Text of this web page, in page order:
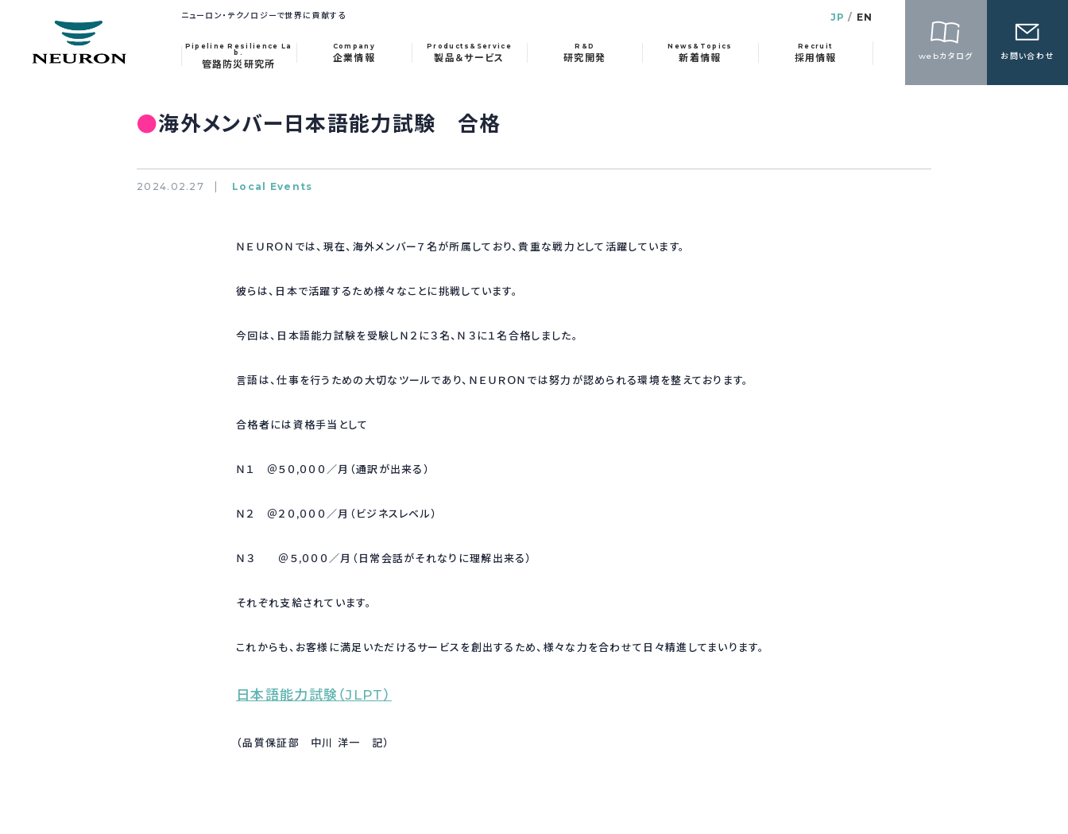
ニューロン・テクノロジーで世界に貢献する JP EN
Pipeline Resilience La
b.
管路防災研究所
Company
企業情報
Products&Service
製品＆サービス
R&D
研究開発
News&Topics
新着情報
Recruit
採用情報 webカタログ お問い合わせ
●海外メンバー日本語能力試験 合格
2024.02.27 Local Events
ＮＥＵＲＯＮでは、現在、海外メンバー７名が所属しており、貴重な戦力として活躍しています。
彼らは、日本で活躍するため様々なことに挑戦しています。
今回は、日本語能力試験を受験しＮ２に３名、Ｎ３に１名合格しました。
言語は、仕事を行うための大切なツールであり、ＮＥＵＲＯＮでは努力が認められる環境を整えております。
合格者には資格手当として
Ｎ１ ＠５０,０００／月（通訳が出来る）
Ｎ２ ＠２０,０００／月（ビジネスレベル）
Ｎ３ ＠５,０００／月（日常会話がそれなりに理解出来る）
それぞれ支給されています。
これからも、お客様に満足いただけるサービスを創出するため、様々な力を合わせて日々精進してまいります。
日本語能力試験（JLPT）
（品質保証部 中川 洋一 記）